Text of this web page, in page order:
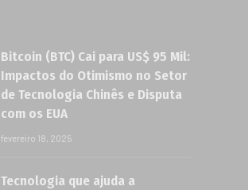
Bitcoin (BTC) Cai para US$ 95 Mil:
Impactos do Otimismo no Setor
de Tecnologia Chinês e Disputa
com os EUA
fevereiro 18, 2025
Tecnologia que ajuda a